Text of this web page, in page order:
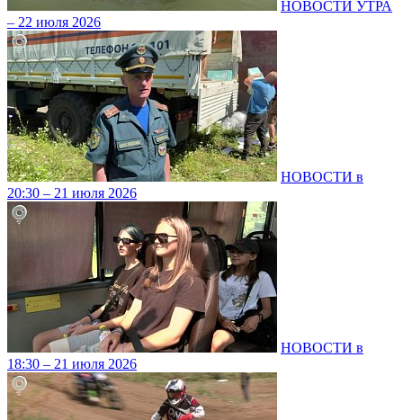
НОВОСТИ УТРА
– 22 июля 2026
НОВОСТИ в
20:30 – 21 июля 2026
НОВОСТИ в
18:30 – 21 июля 2026